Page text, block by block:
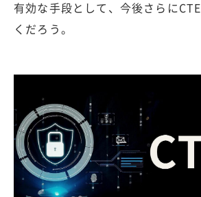
有効な手段として、今後さらに
くだろう。